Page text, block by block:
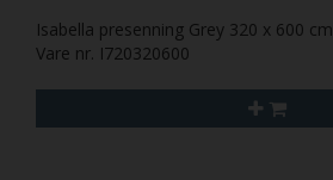
Isabella presenning Grey 320 x 600 cm
Vare nr. I720320600